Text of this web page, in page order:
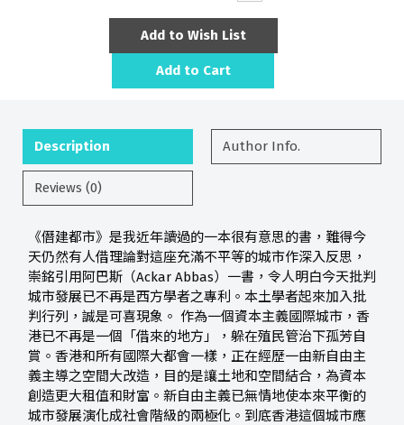
Add to Wish List
Add to Cart
Description Author Info.
Reviews (0)
《僭建都市》是我近年讀過的一本很有意思的書，難得今
天仍然有人借理論對這座充滿不平等的城市作深入反思，
崇銘引用阿巴斯（Ackar Abbas）一書，令人明白今天批判
城市發展已不再是西方學者之專利。本土學者起來加入批
判行列，誠是可喜現象。 作為一個資本主義國際城市，香
港已不再是一個「借來的地方」，躲在殖民管治下孤芳自
賞。香港和所有國際大都會一樣，正在經歷一由新自由主
義主導之空間大改造，目的是讓土地和空間結合，為資本
創造更大租值和財富。新自由主義已無情地使本來平衡的
城市發展演化成社會階級的兩極化。到底香港這個城市應